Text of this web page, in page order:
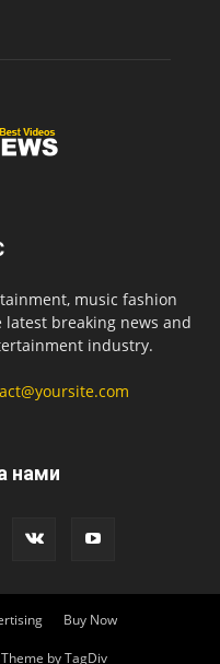
music fashion
breaking news and
industry.
нами
Buy Now
by TagDiv